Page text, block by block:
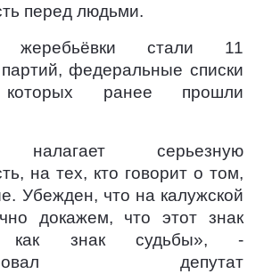
перед людьми.
жеребьёвки стали 11
партий, федеральные списки
которых ранее прошли
налагает серьезную
на тех, кто говорит о том,
Убежден, что на калужской
докажем, что этот знак
как знак судьбы», -
депутат